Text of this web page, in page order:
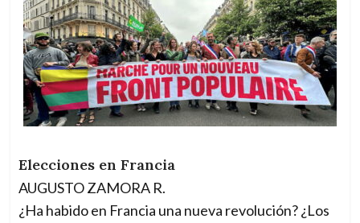
Elecciones en Francia
AUGUSTO ZAMORA R.
¿Ha habido en Francia una nueva revolución? ¿Los